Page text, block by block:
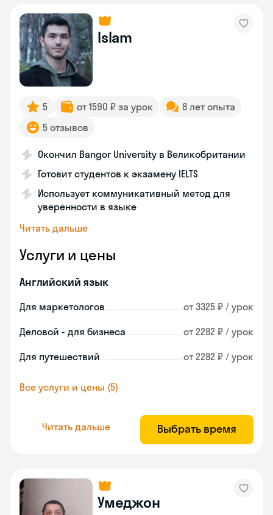
Islam
5 от 1590 ₽ за урок
8 лет опыта
5 отзывов
Окончил Bangor University в Великобритании
Готовит студентов к экзамену IELTS
Использует коммуникативный метод для
уверенности в языке
Читать дальше
Услуги и цены
Английский язык
Для маркетологов от 3325 ₽ / урок
Деловой - для бизнеса от 2282 ₽ / урок
Для путешествий от 2282 ₽ / урок
Все услуги и цены (5)
Читать дальше Выбрать время
Умеджон